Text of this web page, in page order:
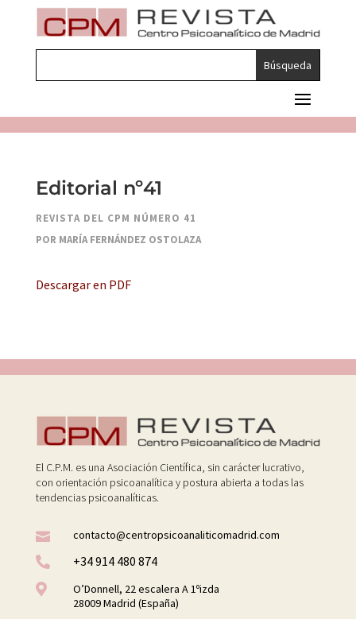
Editorial nº41
REVISTA DEL CPM NÚMERO 41
POR MARÍA FERNÁNDEZ OSTOLAZA
Descargar en PDF
El C.P.M. es una Asociación Científica, sin carácter lucrativo,
con orientación psicoanalítica y postura abierta a todas las
tendencias psicoanalíticas.

contacto@centropsicoanaliticomadrid.com

+34 914 480 874

O’Donnell, 22 escalera A 1ºizda
28009 Madrid (España)